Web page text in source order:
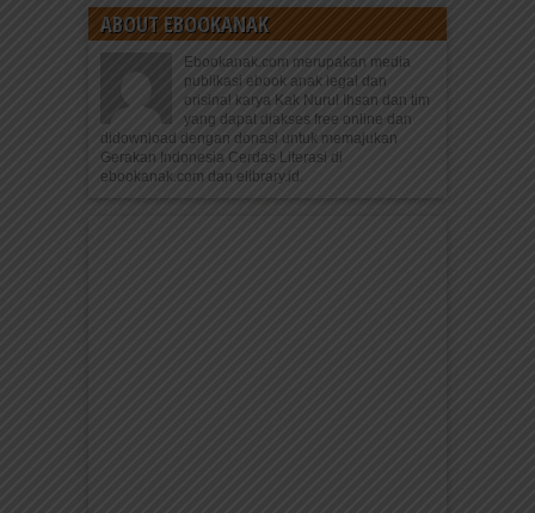
ABOUT EBOOKANAK
Ebookanak.com merupakan media
publikasi ebook anak legal dan
orisinal karya Kak Nurul Ihsan dan tim
yang dapat diakses free online dan
didownload dengan donasi untuk memajukan
Gerakan Indonesia Cerdas Literasi di
ebookanak.com dan elibrary.id.